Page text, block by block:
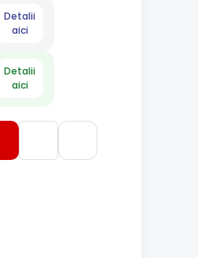
Detalii
aici
Detalii
aici